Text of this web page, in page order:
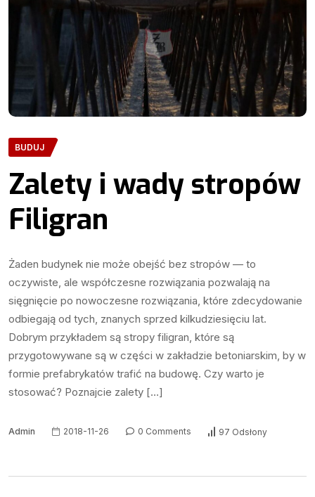
BUDUJ
Zalety i wady stropów
Filigran
Żaden budynek nie może obejść bez stropów — to
oczywiste, ale współczesne rozwiązania pozwalają na
sięgnięcie po nowoczesne rozwiązania, które zdecydowanie
odbiegają od tych, znanych sprzed kilkudziesięciu lat.
Dobrym przykładem są stropy filigran, które są
przygotowywane są w części w zakładzie betoniarskim, by w
formie prefabrykatów trafić na budowę. Czy warto je
stosować? Poznajcie zalety […]
Admin 2018-11-26 0 Comments 97 Odsłony